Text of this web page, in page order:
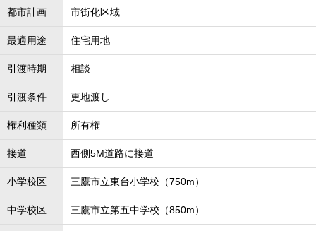
都市計画 市街化区域
最適用途 住宅用地
引渡時期 相談
引渡条件 更地渡し
権利種類 所有権
接道 西側5M道路に接道
小学校区 三鷹市立東台小学校（750m）
中学校区 三鷹市立第五中学校（850m）